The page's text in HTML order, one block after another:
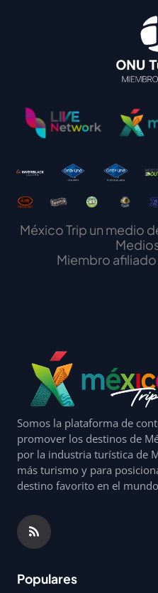
México Trip un medio
Miembro afiliado
Somos la plataforma de
promover los destinos de
por la industria turística de
más turismo y para
destino favorito en el
Populares